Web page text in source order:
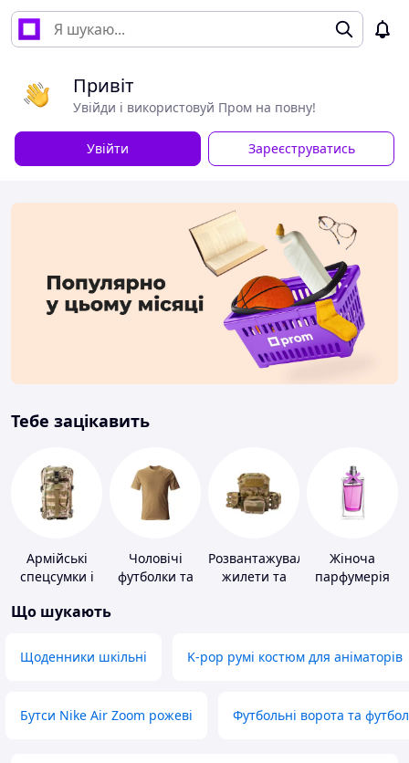
Привіт
Увійди і використовуй Пром на повну!
Увійти Зареєструватись
Тебе зацікавить
Армійські
спецсумки і
Чоловічі
футболки та
Розвантажувальні
жилети та
Жіноча
парфумерія
Що шукають
Щоденники шкільні K-pop румі костюм для аніматорів
Бутси Nike Air Zoom рожеві Футбольні ворота та